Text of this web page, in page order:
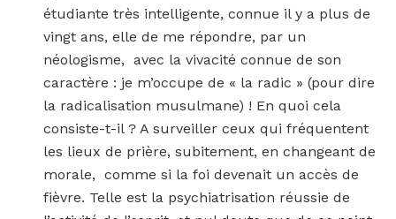
étudiante très intelligente, connue il y a plus de
vingt ans, elle de me répondre, par un
néologisme, avec la vivacité connue de son
caractère : je m’occupe de « la radic » (pour dire
la radicalisation musulmane) ! En quoi cela
consiste-t-il ? A surveiller ceux qui fréquentent
les lieux de prière, subitement, en changeant de
morale, comme si la foi devenait un accès de
fièvre. Telle est la psychiatrisation réussie de